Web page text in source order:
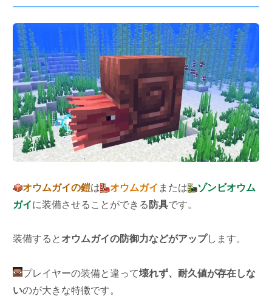
オウムガイの鎧は オウムガイ または
ゾンビオウム
ガイに装備させることができる 防具です。
装備すると オウムガイの防御力などがアップします。
プレイヤーの装備と違って壊れず、耐久値が存在しな
いのが大きな特徴です。